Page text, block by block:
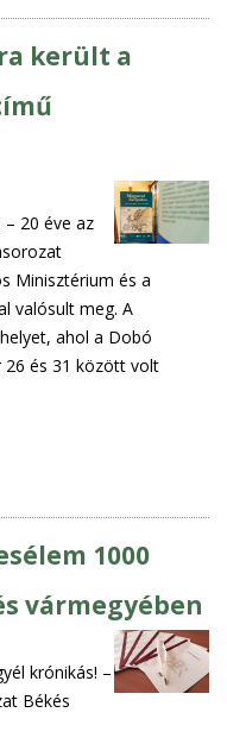
került a
– 20 éve az
Minisztérium és a
valósult meg. A
ahol a Dobó
és 31 között volt
1000
vármegyében
krónikás! –
Békés